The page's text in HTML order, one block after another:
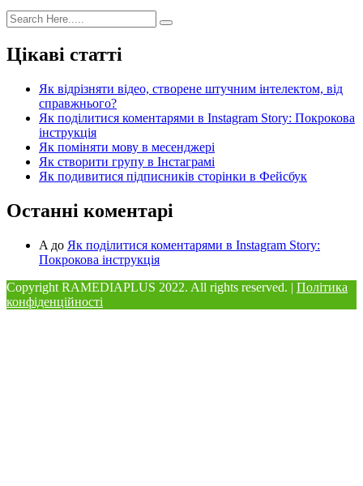
Цікаві статті
Як відрізняти відео, створене штучним інтелектом, від
справжнього?
Як поділитися коментарями в Instagram Story: Покрокова
інструкція
Як поміняти мову в месенджері
Як створити групу в Інстаграмі
Як подивитися підписників сторінки в Фейсбук
Останні коментарі
A до Як поділитися коментарями в Instagram Story:
Покрокова інструкція
Copyright RAMEDIAPLUS 2022. All rights reserved. | Політика
конфіденційності